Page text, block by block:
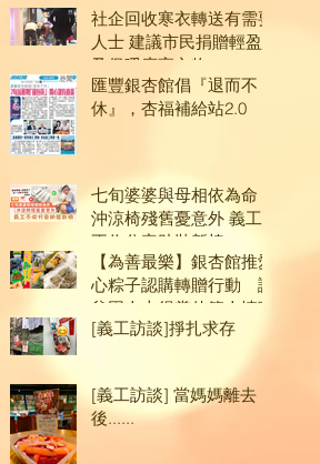
社企回收寒衣轉送有需要
人士 建議市民捐贈輕盈
及保暖度高衣物
匯豐銀杏館倡『退而不
休』，杏福補給站2.0
七旬婆婆與母相依為命
沖涼椅殘舊憂意外 義工
不收分毫助裝新椅
【為善最樂】銀杏館推愛
心粽子認購轉贈行動 讓
貧困人士得嘗佳節人情味
[義工訪談]掙扎求存
[義工訪談] 當媽媽離去
後......